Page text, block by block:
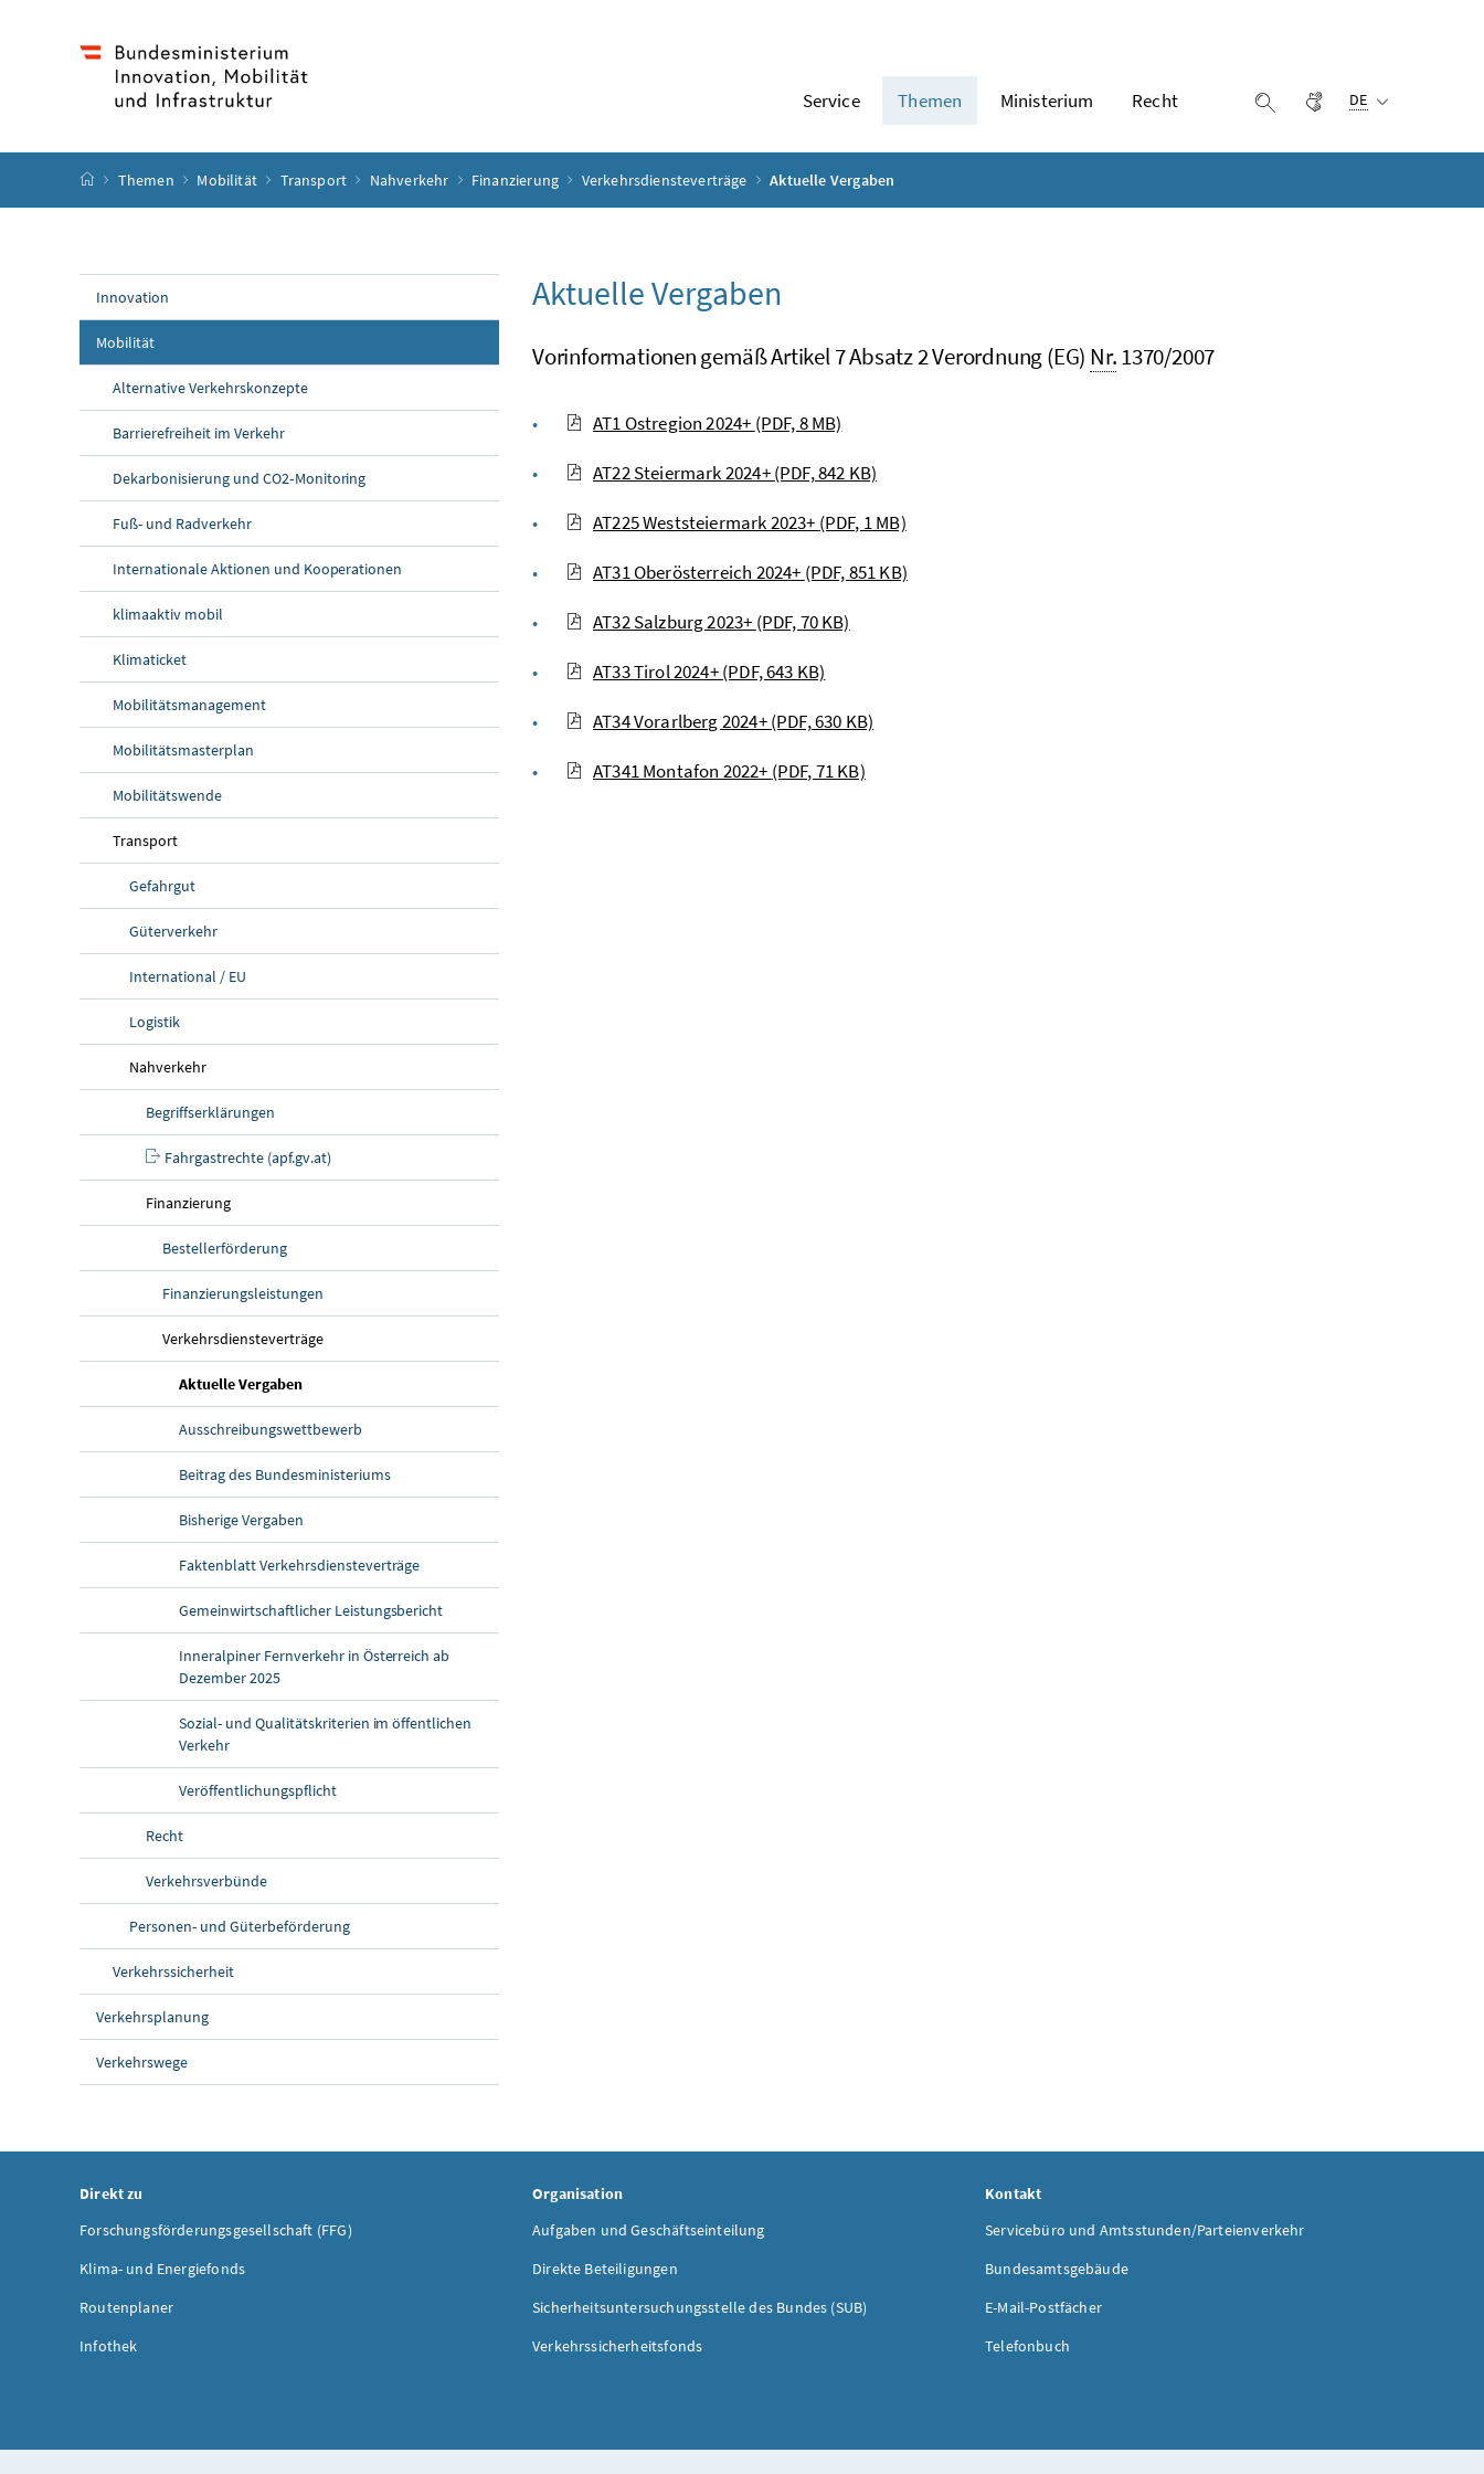
Service Themen Ministerium Recht Suche einblenden
Gebärdensprache
DE
Startseite
Themen Mobilität Transport Nahverkehr Finanzierung Verkehrsdiensteverträge Aktuelle Vergaben
Innovation
Mobilität
Alternative Verkehrskonzepte
Barrierefreiheit im Verkehr
Dekarbonisierung und CO2‑Monitoring
Fuß- und Radverkehr
Internationale Aktionen und Kooperationen
klimaaktiv mobil
Klimaticket
Mobilitätsmanagement
Mobilitätsmasterplan
Mobilitätswende
Transport
Gefahrgut
Güterverkehr
International / EU
Logistik
Nahverkehr
Begriffserklärungen
Fahrgastrechte (apf.gv.at)
Finanzierung
Bestellerförderung
Finanzierungsleistungen
Verkehrsdiensteverträge
Aktuelle Vergaben(aktuelle Seite)
Ausschreibungswettbewerb
Beitrag des Bundesministeriums
Bisherige Vergaben
Faktenblatt Verkehrsdiensteverträge
Gemeinwirtschaftlicher Leistungsbericht
Inneralpiner Fernverkehr in Österreich ab
Dezember 2025
Sozial- und Qualitätskriterien im öffentlichen
Verkehr
Veröffentlichungspflicht
Recht
Verkehrsverbünde
Personen- und Güterbeförderung
Verkehrssicherheit
Verkehrsplanung
Verkehrswege
Aktuelle Vergaben
Vorinformationen gemäß Artikel 7 Absatz 2 Verordnung (EG) Nr.1370/2007
AT1 Ostregion 2024+ (PDF, 8 MB)
AT22 Steiermark 2024+(PDF, 842 KB)
AT225 Weststeiermark 2023+ (PDF, 1 MB)
AT31 Oberösterreich 2024+ (PDF, 851 KB)
AT32 Salzburg 2023+ (PDF, 70 KB)
AT33 Tirol 2024+(PDF, 643 KB)
AT34 Vorarlberg 2024+(PDF, 630 KB)
AT341 Montafon 2022+ (PDF, 71 KB)
Direkt zu
Forschungsförderungsgesellschaft (FFG)
Klima- und Energiefonds
Routenplaner
Infothek
Organisation
Aufgaben und Geschäftseinteilung
Direkte Beteiligungen
Sicherheitsuntersuchungsstelle des Bundes (SUB)
Verkehrssicherheitsfonds
Kontakt
Servicebüro und Amtsstunden/Parteienverkehr
Bundesamtsgebäude
E-Mail-Postfächer
Telefonbuch